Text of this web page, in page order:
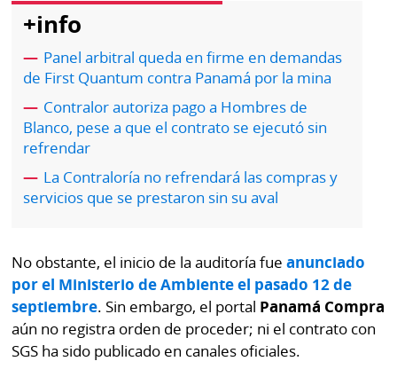
SITIOS
Metro
por
Metro
Tienda
Panamá
Tus
Cero
KM
Corprensa
Mi
Diario
Ellas
Club
La
Prensa
Fácil
Hoy
por
Hoy
⌾
⌾
Tal
Cual
+info
Panel arbitral queda en firme en demandas
de First Quantum contra Panamá por la mina
Contralor autoriza pago a Hombres de
Blanco, pese a que el contrato se ejecutó sin
refrendar
La Contraloría no refrendará las compras y
servicios que se prestaron sin su aval
No obstante, el inicio de la auditoría fueanunciado
por el Ministerio de Ambiente el pasado 12 de
septiembre. Sin embargo, el portal Panamá Compra
aún no registra orden de proceder; ni el contrato con
SGS ha sido publicado en canales oficiales.